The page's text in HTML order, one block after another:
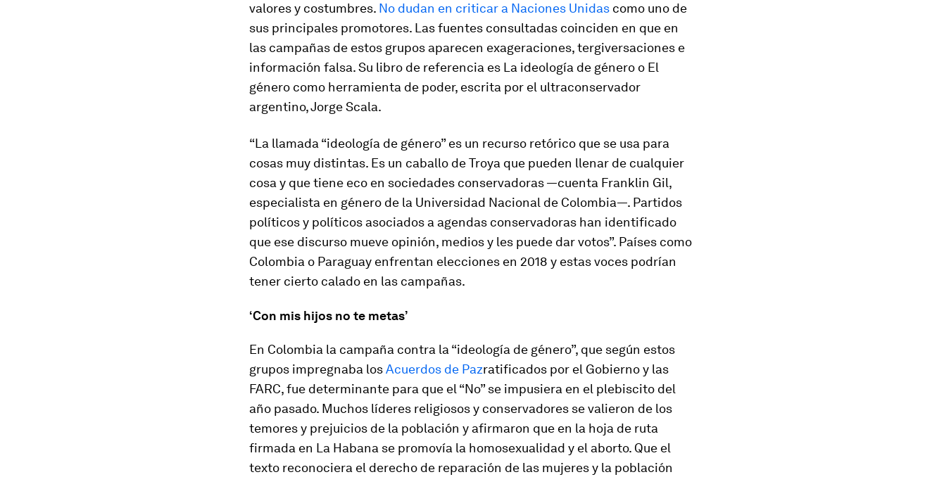
valores y costumbres. No dudan en criticar a Naciones Unidas como uno de
sus principales promotores. Las fuentes consultadas coinciden en que en
las campañas de estos grupos aparecen exageraciones, tergiversaciones e
información falsa. Su libro de referencia es La ideología de género o El
género como herramienta de poder, escrita por el ultraconservador
argentino, Jorge Scala.
“La llamada “ideología de género” es un recurso retórico que se usa para
cosas muy distintas. Es un caballo de Troya que pueden llenar de cualquier
cosa y que tiene eco en sociedades conservadoras —cuenta Franklin Gil,
especialista en género de la Universidad Nacional de Colombia—. Partidos
políticos y políticos asociados a agendas conservadoras han identificado
que ese discurso mueve opinión, medios y les puede dar votos”. Países como
Colombia o Paraguay enfrentan elecciones en 2018 y estas voces podrían
tener cierto calado en las campañas.
‘Con mis hijos no te metas’
En Colombia la campaña contra la “ideología de género”, que según estos
grupos impregnaba losAcuerdos de Pazratificados por el Gobierno y las
FARC, fue determinante para que el “No” se impusiera en el plebiscito del
año pasado. Muchos líderes religiosos y conservadores se valieron de los
temores y prejuicios de la población y afirmaron que en la hoja de ruta
firmada en La Habana se promovía la homosexualidad y el aborto. Que el
texto reconociera el derecho de reparación de las mujeres y la población